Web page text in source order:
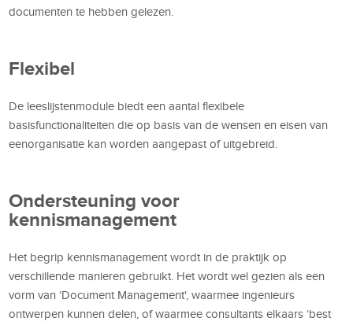
documenten te hebben gelezen.
Flexibel
De leeslijstenmodule biedt een aantal flexibele
basisfunctionaliteiten die op basis van de wensen en eisen van
eenorganisatie kan worden aangepast of uitgebreid.
Ondersteuning voor
kennismanagement
Het begrip kennismanagement wordt in de praktijk op
verschillende manieren gebruikt. Het wordt wel gezien als een
vorm van ‘Document Management', waarmee ingenieurs
ontwerpen kunnen delen, of waarmee consultants elkaars ‘best